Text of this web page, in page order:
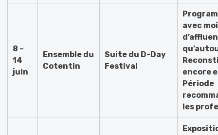
8 –
14
juin
Ensemble du
Cotentin
Suite du D-Day
Festival
avec
encore
Période
les